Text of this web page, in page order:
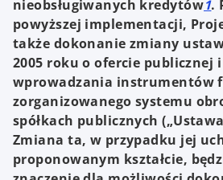
nieobsługiwanych kredytów1.
powyższej implementacji,
także dokonanie zmiany
2005 roku o ofercie publicznej
wprowadzania instrumentów
zorganizowanego systemu
spółkach publicznych
Zmiana ta, w przypadku jej
proponowanym kształcie,